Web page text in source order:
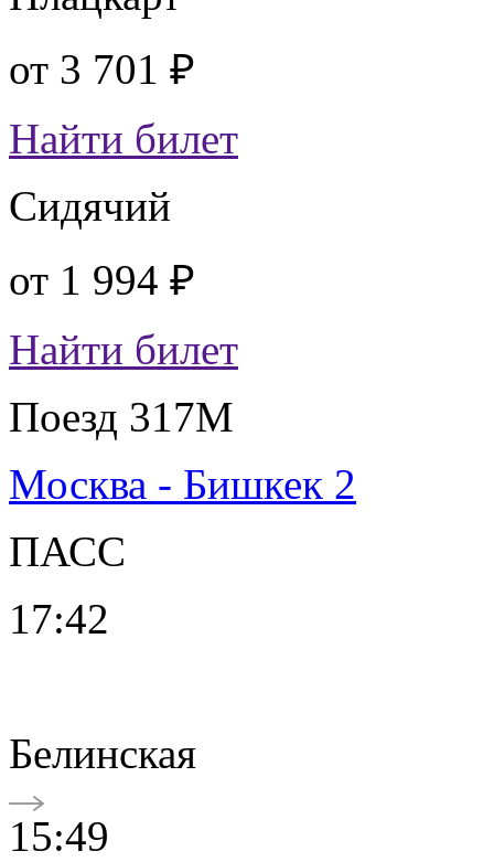
от 3 701 ₽
Найти билет
Сидячий
от 1 994 ₽
Найти билет
Поезд 317М
Москва - Бишкек 2
ПАСС
17:42
Белинская
15:49